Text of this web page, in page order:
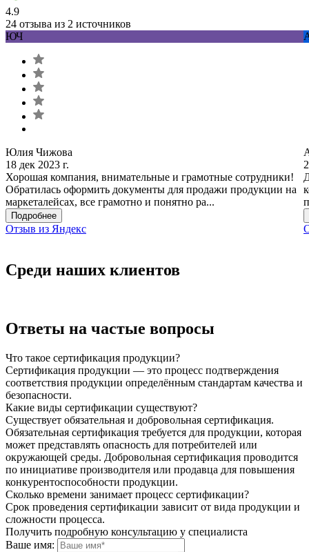
4.9
24 отзыва из 2 источников
ЮЧ
Юлия Чижова
18 дек 2023 г.
Хорошая компания, внимательные и грамотные сотрудники!
Обратилась оформить документы для продажи продукции на
маркеталейсах, все грамотно и понятно ра...
Подробнее
Отзыв из Яндекс
Среди наших клиентов
Ответы на частые вопросы
Что такое сертификация продукции?
Сертификация продукции — это процесс подтверждения
соответствия продукции определённым стандартам качества и
безопасности.
Какие виды сертификации существуют?
Существует обязательная и добровольная сертификация.
Обязательная сертификация требуется для продукции, которая
может представлять опасность для потребителей или
окружающей среды. Добровольная сертификация проводится
по инициативе производителя или продавца для повышения
конкурентоспособности продукции.
Сколько времени занимает процесс сертификации?
Срок проведения сертификации зависит от вида продукции и
сложности процесса.
Получить подробную консультацию у специалиста
Ваше имя: